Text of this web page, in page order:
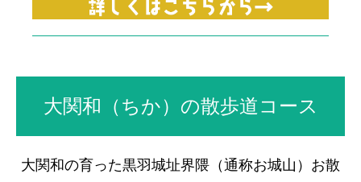
大関和（ちか）の散歩道コース
大関和の育った黒羽城址界隈（通称お城山）お散